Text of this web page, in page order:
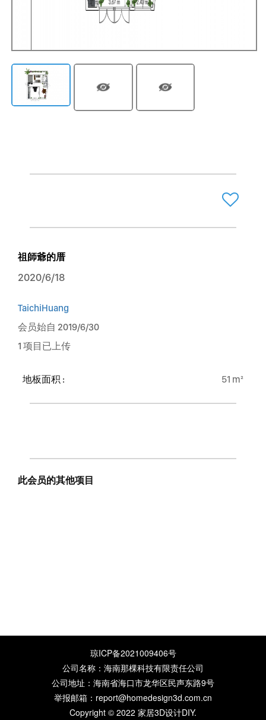
祖師爺的厝
2020/6/18
TaichiHuang
会员始自 2019/6/30
1 项目已上传
地板面积 : 51 m²
此会员的其他项目
琼ICP备2021009406号
公司名称：海南那棵科技有限责任公司
公司地址：海南省海口市龙华区民声东路9号
举报邮箱：report@homedesign3d.com.cn
Copyright © 2022 家居3D设计DIY.